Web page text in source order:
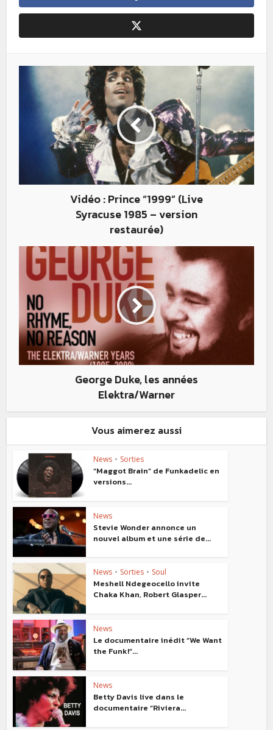
Vidéo : Prince “1999” (Live
Syracuse 1985 – version
restaurée)
George Duke, les années
Elektra/Warner
Vous aimerez aussi
News • Sorties
“Maggot Brain” de Funkadelic en
versions...
News
Stevie Wonder annonce un
nouvel album et une série de...
News • Sorties • Soul
Meshell Ndegeocello invite
Chaka Khan, Robert Glasper...
News
Le documentaire inédit “We Want
the Funk!”...
News
Betty Davis live dans le
documentaire “Riviera...